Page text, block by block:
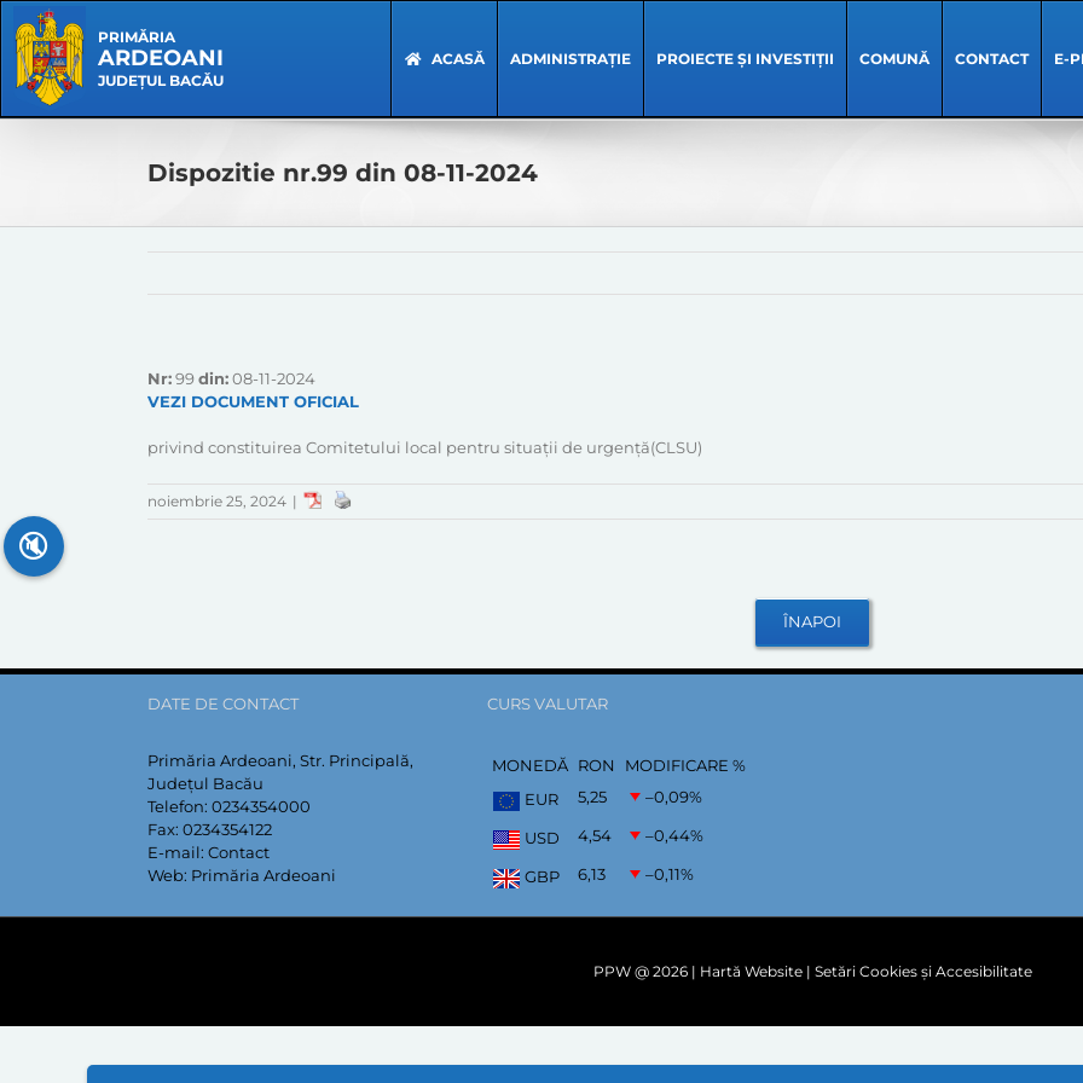
content
Navigation
PRIMĂRIA
ARDEOANI
JUDEȚUL BACĂU
ACASĂ ADMINISTRAȚIE PROIECTE ȘI INVESTIȚII COMUNĂ CONTACT E-
Dispozitie nr.99 din 08-11-2024
Nr:99din:08-11-2024
VEZI DOCUMENT OFICIAL
privind constituirea Comitetului local pentru situații de urgență(CLSU)
noiembrie 25, 2024 |
DATE DE CONTACT
Primăria Ardeoani, Str. Principală,
Județul Bacău
Telefon: 0234354000
Fax: 0234354122
E-mail: Contact
Web: Primăria Ardeoani
CURS VALUTAR
MONEDĂ RON
MODIFICARE %
EUR
5,25 –0,09%
USD 4,54 –0,44%
GBP 6,13 –0,11%
PPW @ 2026 | Hartă Website| Setări Cookies și Accesibilitate
🔇